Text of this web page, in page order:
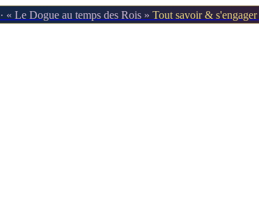
· « Le Dogue au temps des Rois » Tout savoir &